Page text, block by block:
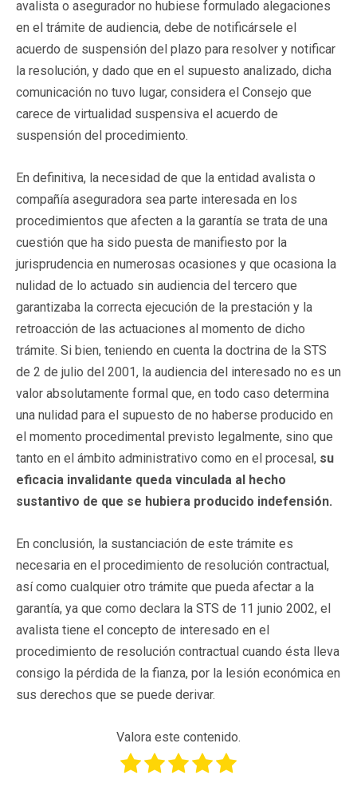
avalista o asegurador no hubiese formulado alegaciones
en el trámite de audiencia, debe de notificársele el
acuerdo de suspensión del plazo para resolver y notificar
la resolución, y dado que en el supuesto analizado, dicha
comunicación no tuvo lugar, considera el Consejo que
carece de virtualidad suspensiva el acuerdo de
suspensión del procedimiento.
En definitiva, la necesidad de que la entidad avalista o
compañía aseguradora sea parte interesada en los
procedimientos que afecten a la garantía se trata de una
cuestión que ha sido puesta de manifiesto por la
jurisprudencia en numerosas ocasiones y que ocasiona la
nulidad de lo actuado sin audiencia del tercero que
garantizaba la correcta ejecución de la prestación y la
retroacción de las actuaciones al momento de dicho
trámite. Si bien, teniendo en cuenta la doctrina de la STS
de 2 de julio del 2001, la audiencia del interesado no es un
valor absolutamente formal que, en todo caso determina
una nulidad para el supuesto de no haberse producido en
el momento procedimental previsto legalmente, sino que
tanto en el ámbito administrativo como en el procesal, su
eficacia invalidante queda vinculada al hecho
sustantivo de que se hubiera producido indefensión.
En conclusión, la sustanciación de este trámite es
necesaria en el procedimiento de resolución contractual,
así como cualquier otro trámite que pueda afectar a la
garantía, ya que como declara la STS de 11 junio 2002, el
avalista tiene el concepto de interesado en el
procedimiento de resolución contractual cuando ésta lleva
consigo la pérdida de la fianza, por la lesión económica en
sus derechos que se puede derivar.
Valora este contenido.